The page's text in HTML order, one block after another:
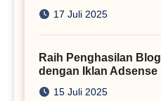
17 Juli 2025
Raih Penghasilan Blog
dengan Iklan Adsense
15 Juli 2025